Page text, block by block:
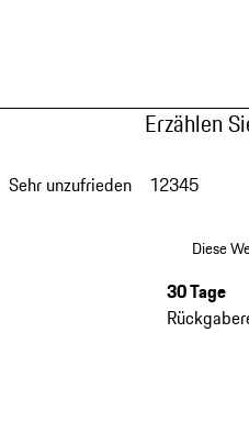
Erzählen
Sehr unzufrieden 12345
Diese
30 Tage